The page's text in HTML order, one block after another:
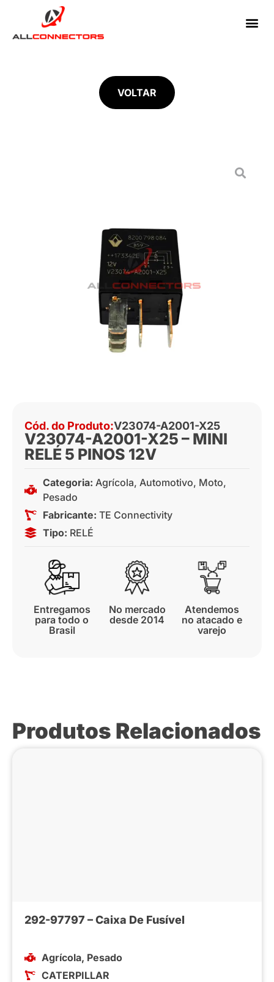
VOLTAR
Cód. do Produto:V23074-A2001-X25
V23074-A2001-X25 – MINI
RELÉ 5 PINOS 12V
Categoria: Agrícola, Automotivo, Moto,
Pesado
Fabricante: TE Connectivity
Tipo: RELÉ
Entregamos
para todo o
Brasil
No mercado
desde 2014
Atendemos
no atacado e
varejo
Produtos Relacionados
292-97797 – Caixa De Fusível
Agrícola, Pesado
CATERPILLAR